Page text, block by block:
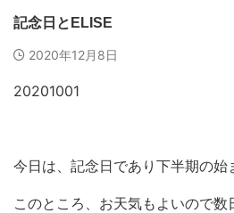
記念日とELISE
2020年12月8日
20201001
今日は、記念日であり下半期の始
このところ、お天気もよいので